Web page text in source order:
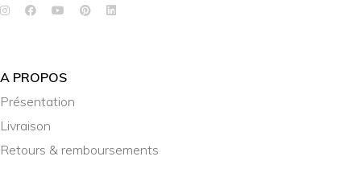
A PROPOS
Présentation
Livraison
Retours & remboursements